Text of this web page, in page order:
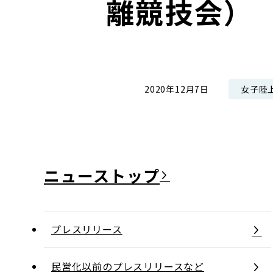
コンダクト向上の取組み
持続可能な金融のフレームワーク離競技会）
2020年12月7日 女子陸
ニュース
プレスリリース
民営化以前のプレスリリースなど